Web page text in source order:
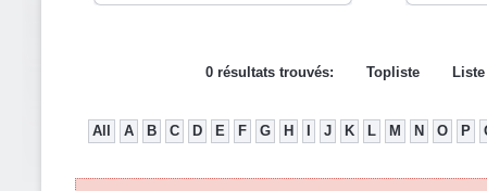
0 résultats trouvés: Topliste
All A B C D E F G H J K L M N O P